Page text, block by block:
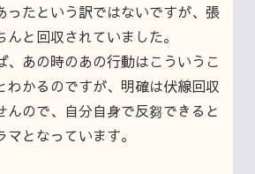
ったという訳ではないですが、張
んと回収されていました。
、あの時のあの行動はこういうこ
わかるのですが、明確は伏線回収
んので、自分自身で反芻できると
となっています。